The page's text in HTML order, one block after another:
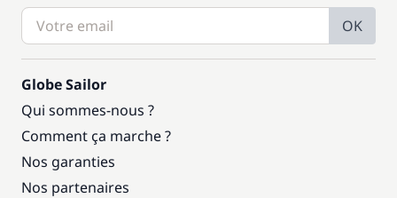
OK
Globe Sailor
Qui sommes-nous ?
Comment ça marche ?
Nos garanties
Nos partenaires